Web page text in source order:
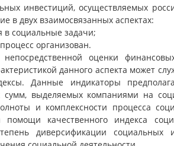
инвестиций, осуществляемых
в двух взаимосвязанных аспектах:
в социальные задачи;
организован.
оценки
данного аспекта может
Данные индикаторы
выделяемых компаниями на
и комплексности процесса
помощи качественного индекса
диверсификации социальных